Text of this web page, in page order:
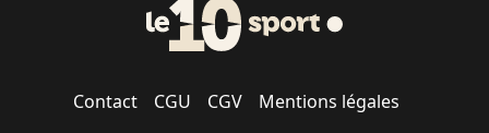
Contact CGU CGV Mentions légales